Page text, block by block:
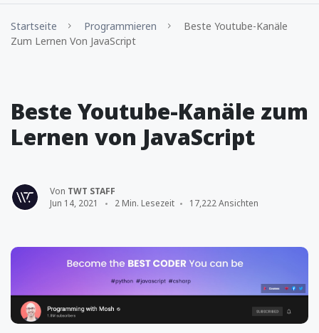
Startseite Programmieren
Beste Youtube-Kanäle
Zum Lernen Von JavaScript
Beste Youtube-Kanäle zum
Lernen von JavaScript
Von TWT STAFF
Jun 14, 2021
2 Min. Lesezeit 17,222 Ansichten